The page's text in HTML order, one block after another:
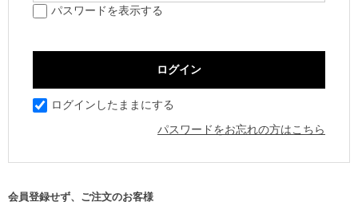
パスワードを表示する
ログインしたままにする
パスワードをお忘れの方はこちら